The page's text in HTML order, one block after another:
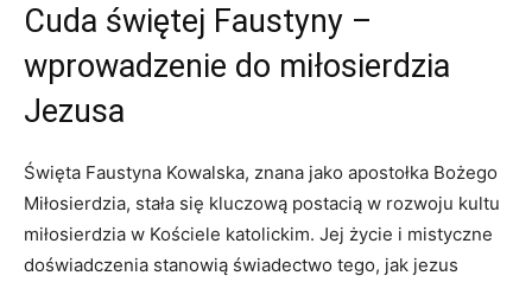
Cuda świętej Faustyny –
wprowadzenie ‌do miłosierdzia
Jezusa
Święta Faustyna Kowalska, ⁤znana jako apostołka Bożego
Miłosierdzia, stała się kluczową postacią w rozwoju kultu
miłosierdzia w Kościele ⁣katolickim. Jej życie i mistyczne
doświadczenia stanowią ⁢świadectwo tego, jak jezus